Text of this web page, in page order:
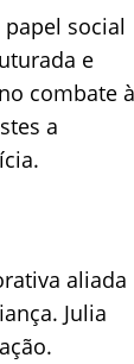
social
e
combate à
a
aliada
Julia